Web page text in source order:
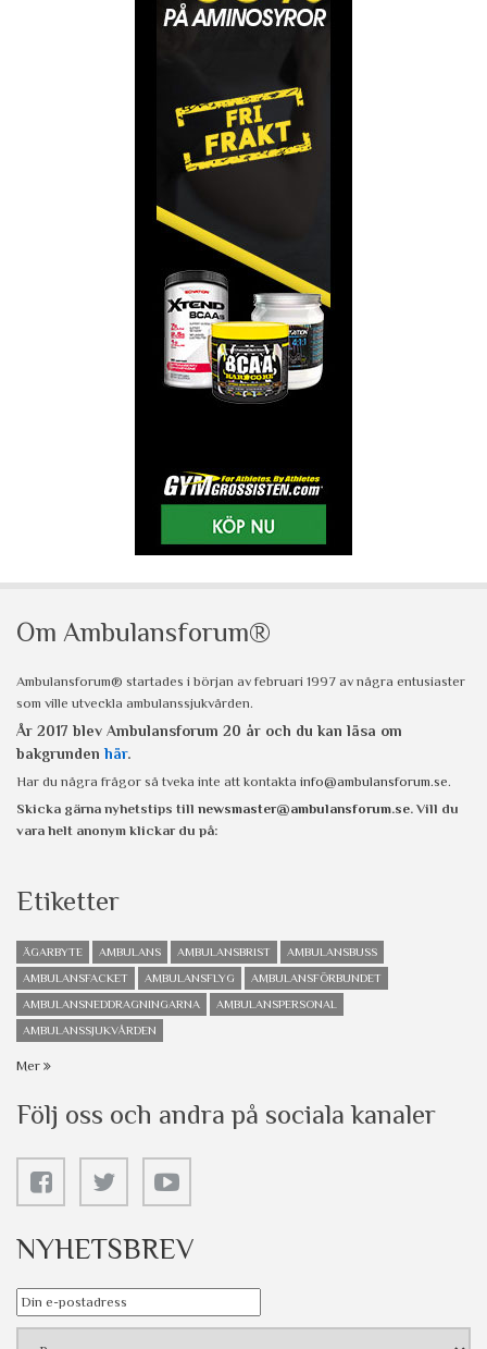
Om Ambulansforum®
Ambulansforum® startades i början av februari 1997 av några entusiaster
som ville utveckla ambulanssjukvården.
År 2017 blev Ambulansforum 20 år och du kan läsa om
bakgrunden här.
Har du några frågor så tveka inte att kontakta info@ambulansforum.se.
Skicka gärna nyhetstips till newsmaster@ambulansforum.se. Vill du
vara helt anonym klickar du på:
Etiketter
ÄGARBYTE AMBULANS AMBULANSBRIST
AMBULANSBUSS
AMBULANSFACKET
AMBULANSFLYG
AMBULANSFÖRBUNDET
AMBULANSNEDDRAGNINGARNA
AMBULANSPERSONAL
AMBULANSSJUKVÅRDEN
Mer
Följ oss och andra på sociala kanaler
NYHETSBREV